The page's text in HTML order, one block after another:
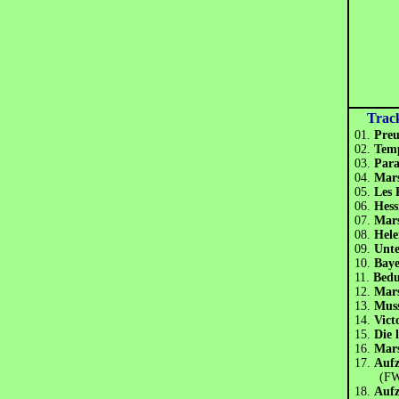
01.
02.
03.
04.
05.Les
06.
07.
08.
09.
10.
11.
12.
13.
14.
15.Die
16.
17.
18.